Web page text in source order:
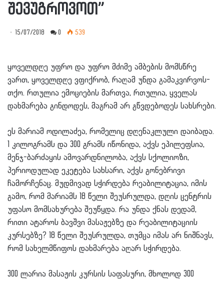
შევუგროვოთ”
15/07/2018 0 539
ყოველდღე უფრო და უფრო მძიმე ამბების მომსწრე
ვართ, ყოველდღე ვფიქრობ, რაღამ უნდა გამაკვირვოს-
თქო. რთულია ემოციების მართვა, რთულია, ყველას
დახმარება გინდოდეს, მაგრამ არ გწვდებოდეს სახსრები.
ეს მარიამ ოდილაძეა, რომელიც დღენაკლული დაიბადა.
1 კილოგრამს და 300 გრამს იწონიდა, აქვს ეპილეფსია,
მენჯ-ბარძაყის ამოვარდნილობა, აქვს სქოლიოზი,
პერიოდულად ეკეტება სახსარი, აქვს გონებრივი
ჩამორჩენაც. მუდმივად სჭირდება რეაბილიტაცია, იმის
გამო, რომ მარიამს 18 წელი შეუსრულდა, დღის ცენტრის
უფასო მომსახურება შეუწყდა. რა უნდა ქნას დედამ,
რითი ატაროს ბავშვი მასაჟებზე და რეაბილიტაციის
კურსებზე? 18 წელი შეუსრულდა, თუმცა იმას არ ნიშნავს,
რომ სახელმწიფოს დახმარება აღარ სჭირდება.
300 ლარია მასაჟის კურსის საფასური, მხოლოდ 300